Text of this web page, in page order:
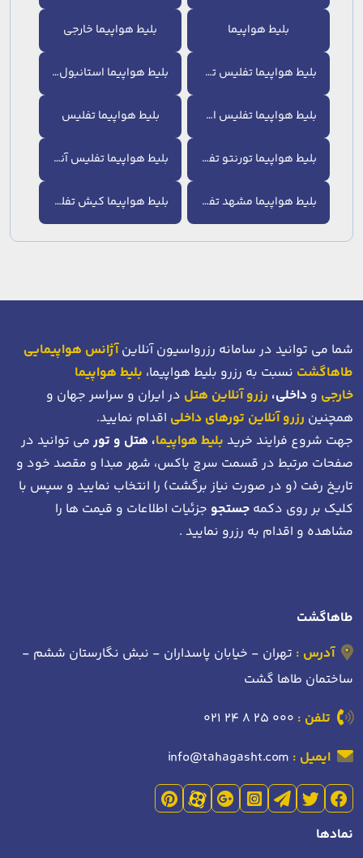
بلیط هواپیما بلیط هواپیما خارجی
بلیط هواپیما تفلیس تورنتو بلیط هواپیما استانبول تفلیس
بلیط هواپیما تفلیس اصفهان بلیط هواپیما تفلیس
بلیط هواپیما تورنتو تفلیس بلیط هواپیما تفلیس آنکارا
بلیط هواپیما مشهد تفلیس بلیط هواپیما کیش تفلیس
شما می توانید در سامانه رزرواسیون آنلاینآژانس هواپیمایی
طاهاگشت نسبت به رزرو بلیط هواپیما، بلیط هواپیما
خارجی و داخلی، رزرو آنلاین هتل در ایران و سراسر جهان و
همچنین رزرو آنلاین تورهای داخلی اقدام نمایید.
جهت شروع فرایند خرید بلیط هواپیما، هتل و تورمی توانید در
صفحات مرتبط در قسمت سرچ باکس، شهر مبدا و مقصد خود و
تاریخ رفت (و در صورت نیاز برگشت) را انتخاب نمایید و سپس با
کلیک بر روی دکمه جستجو جزئیات اطلاعات و قیمت ها را
مشاهده و اقدام به رزرو نمایید .
طاهاگشت
آدرس : تهران - خیابان پاسداران - نبش نگارستان ششم -
ساختمان طاها گشت
تلفن : 021 24 8 25 000
ایمیل : info@tahagasht.com
نمادها